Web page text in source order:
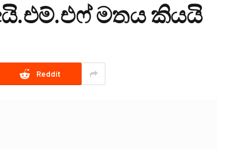
මතය කියයි
Reddit